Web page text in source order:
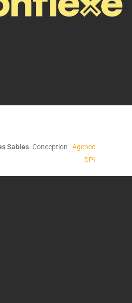
Sables. Conception :Agence
DPI